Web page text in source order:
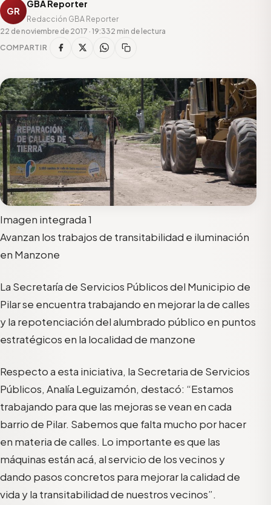
GR
GBA Reporter
Redacción GBA Reporter
22 de noviembre de 2017 · 19:332 min de lectura
COMPARTIR
Imagen integrada 1
Avanzan los trabajos de transitabilidad e iluminación
en Manzone
La Secretaría de Servicios Públicos del Municipio de
Pilar se encuentra trabajando en mejorar la de calles
y la repotenciación del alumbrado público en puntos
estratégicos en la localidad de manzone
Respecto a esta iniciativa, la Secretaria de Servicios
Públicos, Analía Leguizamón, destacó: “Estamos
trabajando para que las mejoras se vean en cada
barrio de Pilar. Sabemos que falta mucho por hacer
en materia de calles. Lo importante es que las
máquinas están acá, al servicio de los vecinos y
dando pasos concretos para mejorar la calidad de
vida y la transitabilidad de nuestros vecinos”.